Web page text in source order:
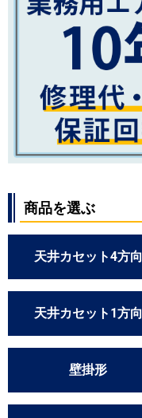
商品を選ぶ
天井カセット4方向
天井カセット1方向
壁掛形